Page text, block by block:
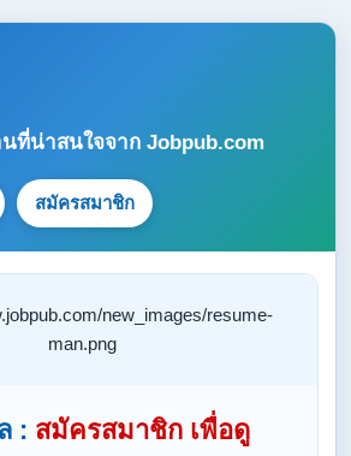
ที่น่าสนใจจาก Jobpub.com
สมัครสมาชิก
: สมัครสมาชิก เพื่อดู